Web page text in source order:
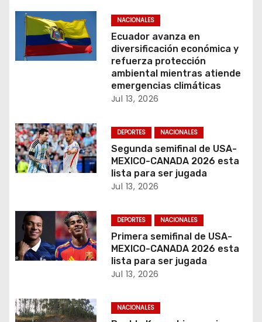
d
e
e
r
a
a
s
NACIONALES
Ecuador avanza en
diversificación económica y
refuerza protección
ambiental mientras atiende
emergencias climáticas
Jul 13, 2026
DEPORTES NACIONALES
Segunda semifinal de USA-
MEXICO-CANADA 2026 esta
lista para ser jugada
Jul 13, 2026
DEPORTES NACIONALES
Primera semifinal de USA-
MEXICO-CANADA 2026 esta
lista para ser jugada
Jul 13, 2026
NACIONALES